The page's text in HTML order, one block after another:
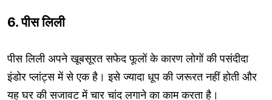
6. पीस लिली
पीस लिली अपने खूबसूरत सफेद फूलों के कारण लोगों की पसंदीदा
इंडोर प्लांट्स में से एक है। इसे ज्यादा धूप की जरूरत नहीं होती और
यह घर की सजावट में चार चांद लगाने का काम करता है।